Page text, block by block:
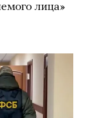
лица»